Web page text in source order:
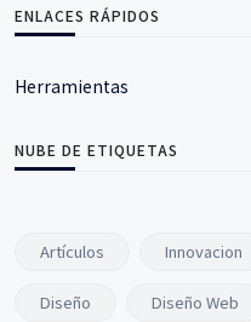
ENLACES RÁPIDOS
Herramientas
NUBE DE ETIQUETAS
Artículos Innovacion
Diseño Diseño Web